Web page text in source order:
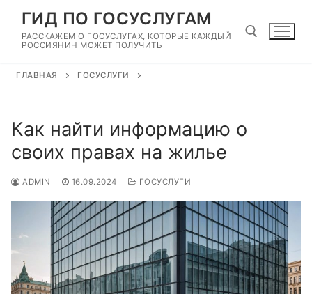
Перейти
содержимому
ГИД ПО ГОСУСЛУГАМ
РАССКАЖЕМ О ГОСУСЛУГАХ, КОТОРЫЕ КАЖДЫЙ
РОССИЯНИН МОЖЕТ ПОЛУЧИТЬ
ГЛАВНАЯ ГОСУСЛУГИ
Как найти информацию о
своих правах на жилье
ADMIN 16.09.2024 ГОСУСЛУГИ